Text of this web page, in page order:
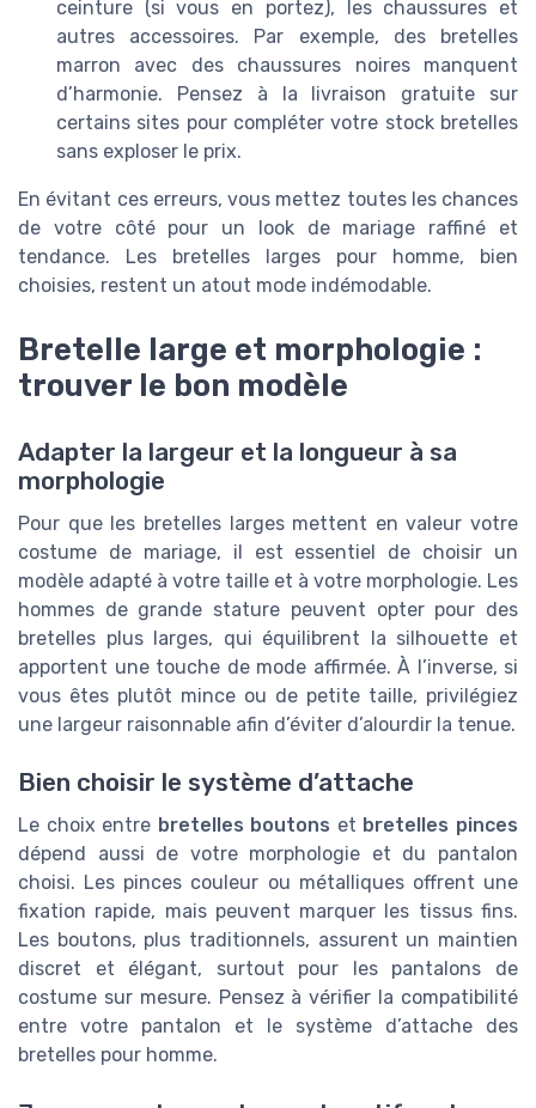
ceinture (si vous en portez), les chaussures et
autres accessoires. Par exemple, des bretelles
marron avec des chaussures noires manquent
d’harmonie. Pensez à la livraison gratuite sur
certains sites pour compléter votre stock bretelles
sans exploser le prix.
En évitant ces erreurs, vous mettez toutes les chances
de votre côté pour un look de mariage raffiné et
tendance. Les bretelles larges pour homme, bien
choisies, restent un atout mode indémodable.
Bretelle large et morphologie :
trouver le bon modèle
Adapter la largeur et la longueur à sa
morphologie
Pour que les bretelles larges mettent en valeur votre
costume de mariage, il est essentiel de choisir un
modèle adapté à votre taille et à votre morphologie. Les
hommes de grande stature peuvent opter pour des
bretelles plus larges, qui équilibrent la silhouette et
apportent une touche de mode affirmée. À l’inverse, si
vous êtes plutôt mince ou de petite taille, privilégiez
une largeur raisonnable afin d’éviter d’alourdir la tenue.
Bien choisir le système d’attache
Le choix entre bretelles boutons et bretelles pinces
dépend aussi de votre morphologie et du pantalon
choisi. Les pinces couleur ou métalliques offrent une
fixation rapide, mais peuvent marquer les tissus fins.
Les boutons, plus traditionnels, assurent un maintien
discret et élégant, surtout pour les pantalons de
costume sur mesure. Pensez à vérifier la compatibilité
entre votre pantalon et le système d’attache des
bretelles pour homme.